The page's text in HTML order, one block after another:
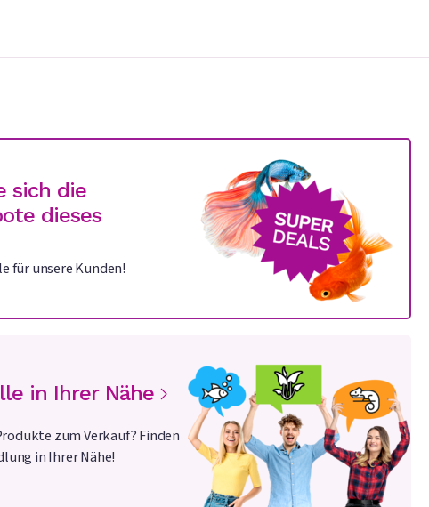
sich die
dieses
für unsere Kunden!
in Ihrer Nähe
zum Verkauf? Finden
in Ihrer Nähe!